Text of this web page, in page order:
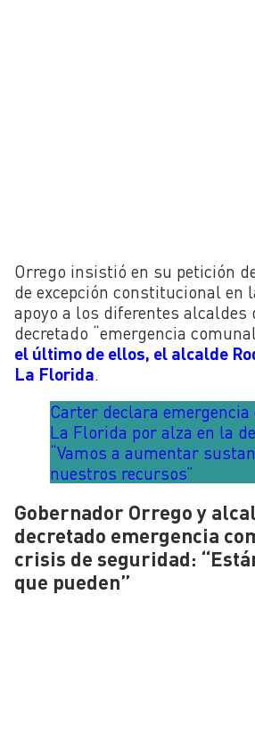
Orrego insistió en su petición
de excepción constitucional en
apoyo a los diferentes alcaldes
decretado “emergencia
el último de ellos, el alcalde
La Florida.
Carter declara emergencia
La Florida por alza en la
“Vamos a aumentar
nuestros recursos”
Gobernador Orrego y
decretado emergencia
crisis de seguridad:
que pueden”